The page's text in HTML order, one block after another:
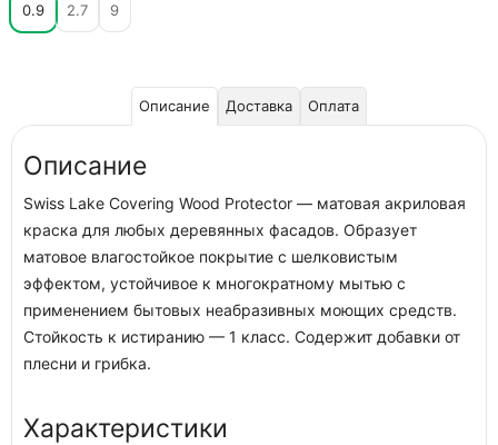
0.9
2.7 9
Описание Доставка Оплата
Описание
Swiss Lake Covering Wood Protector — матовая акриловая
краска для любых деревянных фасадов. Образует
матовое влагостойкое покрытие с шелковистым
эффектом, устойчивое к многократному мытью с
применением бытовых неабразивных моющих средств.
Стойкость к истиранию — 1 класс. Содержит добавки от
плесни и грибка.
Характеристики